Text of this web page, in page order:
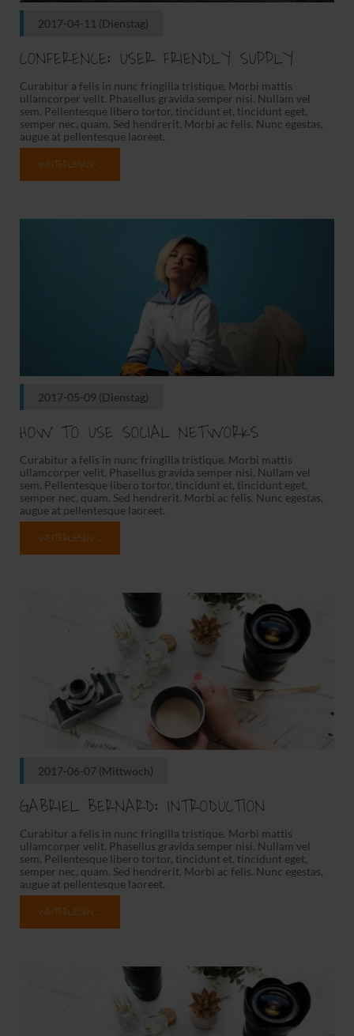
2017-04-11 (Dienstag)
CONFERENCE: USER FRIENDLY SUPPLY
Curabitur a felis in nunc fringilla tristique. Morbi mattis
ullamcorper velit. Phasellus gravida semper nisi. Nullam vel
sem. Pellentesque libero tortor, tincidunt et, tincidunt eget,
semper nec, quam. Sed hendrerit. Morbi ac felis. Nunc egestas,
augue at pellentesque laoreet.
WEITERLESEN …
2017-05-09 (Dienstag)
HOW TO USE SOCIAL NETWORKS
Curabitur a felis in nunc fringilla tristique. Morbi mattis
ullamcorper velit. Phasellus gravida semper nisi. Nullam vel
sem. Pellentesque libero tortor, tincidunt et, tincidunt eget,
semper nec, quam. Sed hendrerit. Morbi ac felis. Nunc egestas,
augue at pellentesque laoreet.
WEITERLESEN …
2017-06-07 (Mittwoch)
GABRIEL BERNARD: INTRODUCTION
Curabitur a felis in nunc fringilla tristique. Morbi mattis
ullamcorper velit. Phasellus gravida semper nisi. Nullam vel
sem. Pellentesque libero tortor, tincidunt et, tincidunt eget,
semper nec, quam. Sed hendrerit. Morbi ac felis. Nunc egestas,
augue at pellentesque laoreet.
WEITERLESEN …